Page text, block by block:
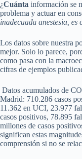
¿Cuánta información se
problema y actuar en
inadecuada anestesia,
Los datos sobre nuestra
mejor. Solo lo parece,
como pasa con la
cifras de ejemplos
Datos acumulados de
Madrid: 710.286 casos
11.362 en UCI, 23.977
casos positivos, 78.895
millones de casos
significan estas
comprensión si no se